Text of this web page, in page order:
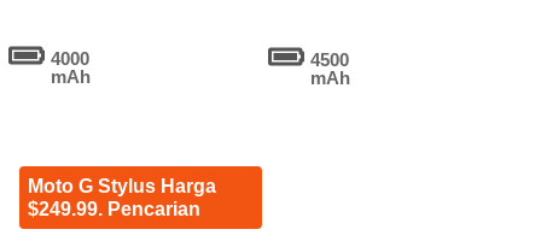
4000
mAh
Moto G Stylus Harga
$249.99. Pencarian
4500
mAh